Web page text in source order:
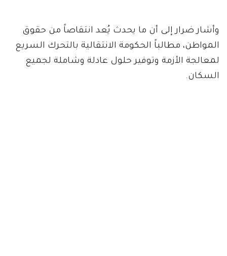
وأشار ضرار إلى أن ما يحدث يُعد انتقاصاً من حقوق
المواطن، مطالباً الحكومة الانتقالية بالتحرك السريع
لمعالجة الأزمة وتوفير حلول عادلة وشاملة لجميع
السكان.